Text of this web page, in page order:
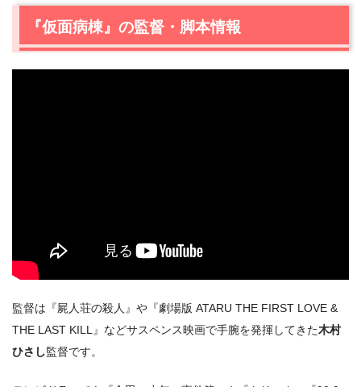
『仮面病棟』の監督・脚本情報
監督は『屍人荘の殺人』や『劇場版 ATARU THE FIRST LOVE &
THE LAST KILL』などサスペンス映画で手腕を発揮してきた木村
ひさし監督です。